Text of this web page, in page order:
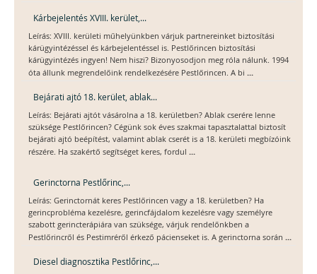
Kárbejelentés XVIII. kerület,...
Leírás: XVIII. kerületi műhelyünkben várjuk partnereinket biztosítási
kárügyintézéssel és kárbejelentéssel is. Pestlőrincen biztosítási
kárügyintézés ingyen! Nem hiszi? Bizonyosodjon meg róla nálunk. 1994
óta állunk megrendelőink rendelkezésére Pestlőrincen. A bi ...
Bejárati ajtó 18. kerület, ablak...
Leírás: Bejárati ajtót vásárolna a 18. kerületben? Ablak cserére lenne
szüksége Pestlőrincen? Cégünk sok éves szakmai tapasztalattal biztosít
bejárati ajtó beépítést, valamint ablak cserét is a 18. kerületi megbízóink
részére. Ha szakértő segítséget keres, fordul ...
Gerinctorna Pestlőrinc,...
Leírás: Gerinctornát keres Pestlőrincen vagy a 18. kerületben? Ha
gerincprobléma kezelésre, gerincfájdalom kezelésre vagy személyre
szabott gerincterápiára van szüksége, várjuk rendelőnkben a
Pestlőrincről és Pestimréről érkező pácienseket is. A gerinctorna során ...
Diesel diagnosztika Pestlőrinc,...